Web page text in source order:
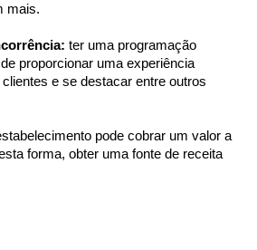
mais.
ter uma programação
proporcionar uma experiência
e se destacar entre outros
pode cobrar um valor a
forma, obter uma fonte de receita